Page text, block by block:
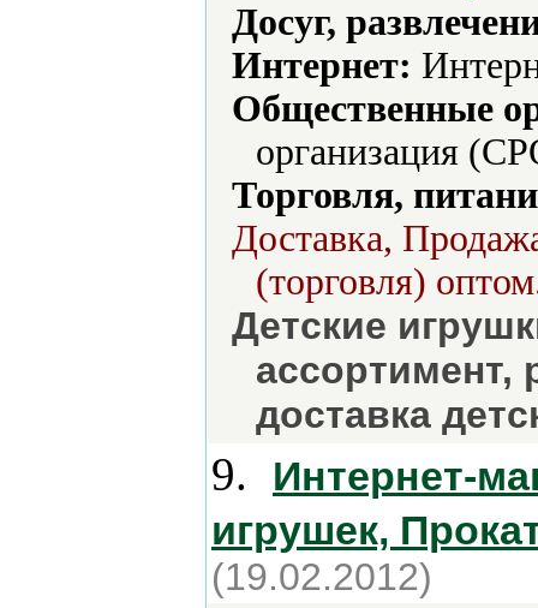
Досуг,
Интернет:
Общественные
организация
Торговля,
Доставка,
(торговля)
Детские
ассортимент,
доставка
9.
Интернет-
игрушек,
(19.02.2012)